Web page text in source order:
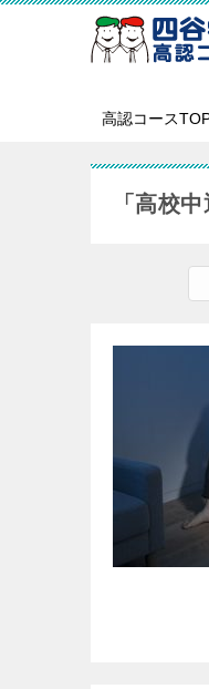
高認コース
「高校